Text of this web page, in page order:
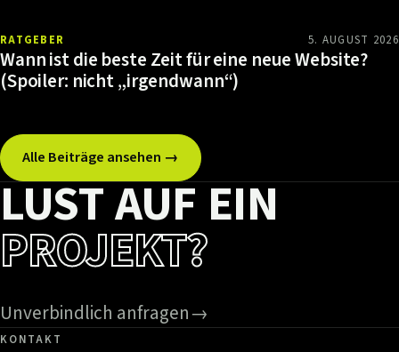
RATGEBER 5. AUGUST 2026
Wann ist die beste Zeit für eine neue Website?
(Spoiler: nicht „irgendwann“)
Alle Beiträge ansehen →
LUST AUF EIN
PROJEKT?
Unverbindlich anfragen→
KONTAKT